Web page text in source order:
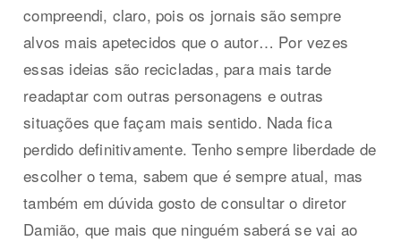
compreendi, claro, pois os jornais são sempre
alvos mais apetecidos que o autor… Por vezes
essas ideias são recicladas, para mais tarde
readaptar com outras personagens e outras
situações que façam mais sentido. Nada fica
perdido definitivamente. Tenho sempre liberdade de
escolher o tema, sabem que é sempre atual, mas
também em dúvida gosto de consultar o diretor
Damião, que mais que ninguém saberá se vai ao